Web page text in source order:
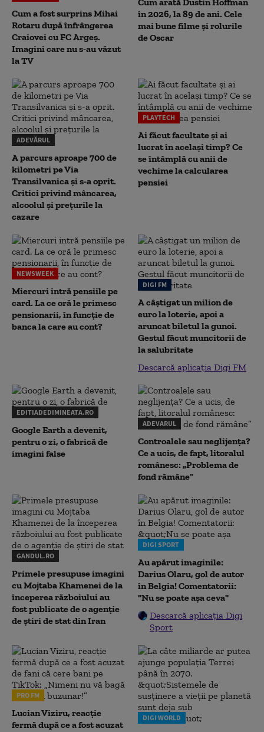
Cum a fost surprins Mihai
Rotaru după înfrângerea
Craiovei cu FC Argeș.
Imagini care nu s-au văzut
la TV
în 2026, la 89 de ani. Cele
mai bune filme și rolurile
de Oscar
ADEVĂRUL
A parcurs aproape 700 de
kilometri pe Via
Transilvanica și s-a oprit.
Critici privind mâncarea,
alcoolul și prețurile la
cazare
PLAYTECH
Ai făcut facultate și ai
lucrat în același timp? Ce
se întâmplă cu anii de
vechime la calcularea
pensiei
NEWSWEEK
Miercuri intră pensiile pe
card. La ce oră le primesc
pensionarii, în funcție de
banca la care au cont?
DIGI FM
A câștigat un milion de
euro la loterie, apoi a
aruncat biletul la gunoi.
Gestul făcut muncitorii de
la salubritate
Descarcă aplicația Digi FM
EDITIADEDIMINEATA.RO
Google Earth a devenit,
pentru o zi, o fabrică de
imagini false
ADEVARUL
Controalele sau neglijența?
Ce a ucis, de fapt, litoralul
românesc: „Problema de
fond rămâne”
GANDUL.RO
Primele presupuse imagini
cu Mojtaba Khamenei de la
începerea războiului au
fost publicate de o agenție
de știri de stat din Iran
DIGI SPORT
Au apărut imaginile:
Darius Olaru, gol de autor
în Belgia! Comentatorii:
"Nu se poate așa ceva"
Descarcă aplicația Digi
Sport
PRO FM
Lucian Viziru, reacție
fermă după ce a fost acuzat
DIGI WORLD